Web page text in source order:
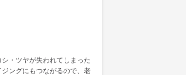
・ツヤが失われてしまった
ングにもつながるので、老